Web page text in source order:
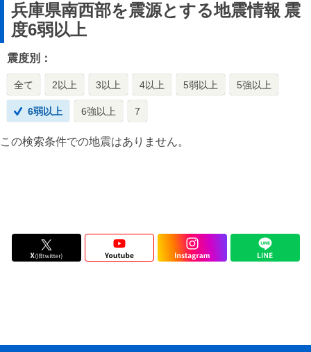
兵庫県南西部を震源とする地震情報 震
度6弱以上
震度別：
全て 2以上 3以上 4以上 5弱以上 5強以上
6弱以上 6強以上 7
この検索条件での地震はありません。